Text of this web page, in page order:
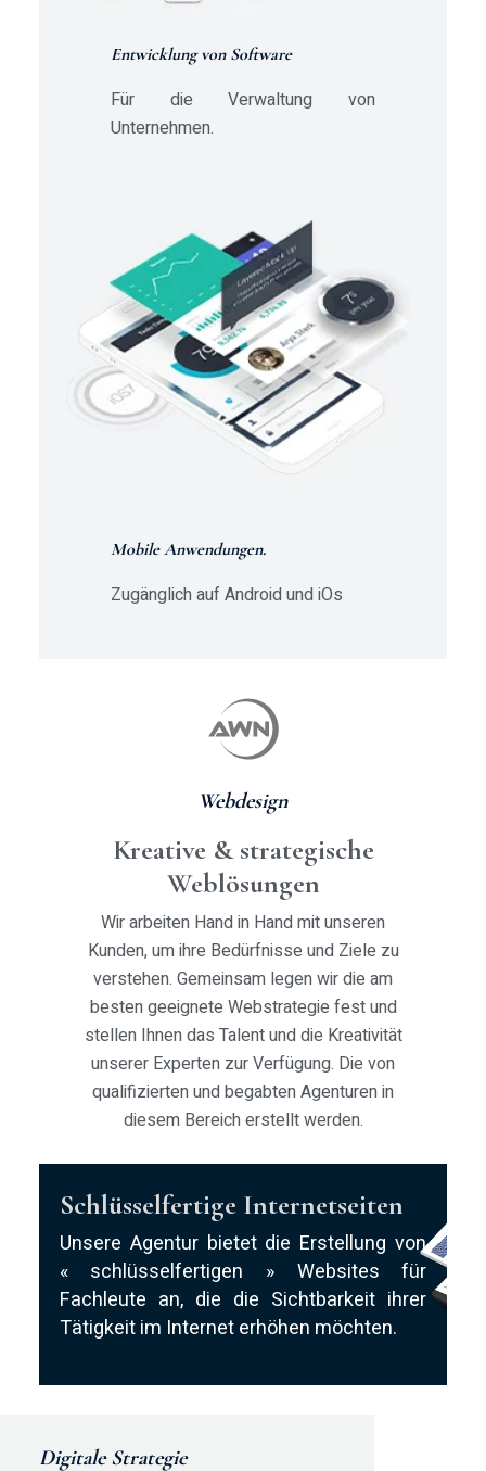
Entwicklung von Software
Für die Verwaltung von
Unternehmen.
Mobile Anwendungen.
Zugänglich auf Android und iOs
Webdesign
Kreative & strategische
Weblösungen
Wir arbeiten Hand in Hand mit unseren
Kunden, um ihre Bedürfnisse und Ziele zu
verstehen. Gemeinsam legen wir die am
besten geeignete Webstrategie fest und
stellen Ihnen das Talent und die Kreativität
unserer Experten zur Verfügung. Die von
qualifizierten und begabten Agenturen in
diesem Bereich erstellt werden.
Schlüsselfertige Internetseiten
Unsere Agentur bietet die Erstellung von
« schlüsselfertigen » Websites für
Fachleute an, die die Sichtbarkeit ihrer
Tätigkeit im Internet erhöhen möchten.
Digitale Strategie